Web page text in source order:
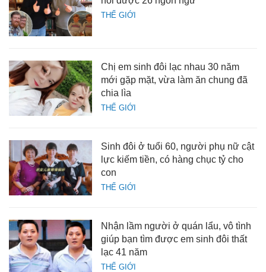
THẾ GIỚI
THẾ GIỚI
Chị em sinh đôi lạc nhau 30 năm
mới gặp mặt, vừa làm ăn chung đã
chia lìa
THẾ GIỚI
Sinh đôi ở tuổi 60, người phụ nữ cật
lực kiếm tiền, có hàng chục tỷ cho
con
THẾ GIỚI
Nhận lầm người ở quán lẩu, vô tình
giúp bạn tìm được em sinh đôi thất
lạc 41 năm